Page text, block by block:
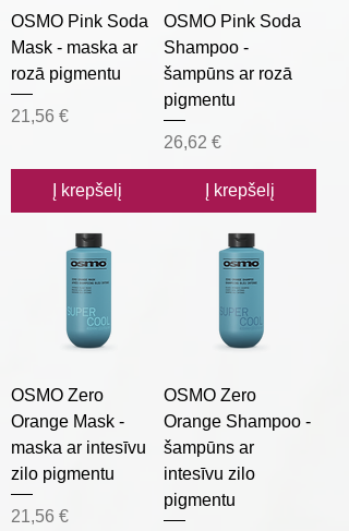
OSMO Pink Soda
Mask - maska ar
rozā pigmentu
Kaina
21,56 €
Į krepšelį
OSMO Pink Soda
Shampoo -
šampūns ar rozā
pigmentu
Kaina
26,62 €
Į krepšelį
OSMO Zero
Orange Mask -
maska ar intesīvu
zilo pigmentu
Kaina
21,56 €
OSMO Zero
Orange Shampoo -
šampūns ar
intesīvu zilo
pigmentu